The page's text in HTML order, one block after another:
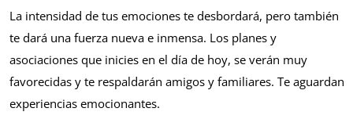
La intensidad de tus emociones te desbordará, pero también
te dará una fuerza nueva e inmensa. Los planes y
asociaciones que inicies en el día de hoy, se verán muy
favorecidas y te respaldarán amigos y familiares. Te aguardan
experiencias emocionantes.